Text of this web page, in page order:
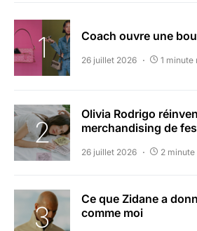
Coach ouvre une
26 juillet 2026 1 minute
Olivia Rodrigo
merchandising de
26 juillet 2026 2
Ce que Zidane a
comme moi